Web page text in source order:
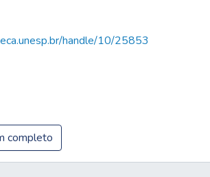
handle/10/25853
completo